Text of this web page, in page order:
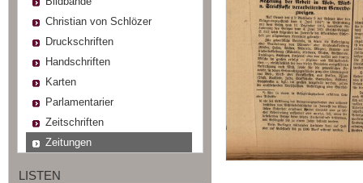
Christian von Schlözer
Druckschriften
Handschriften
Karten
Parlamentarier
Zeitschriften
Zeitungen
LISTEN